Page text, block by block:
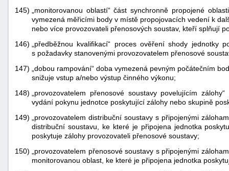
145)
„monitorovanou oblastí“ část synchronně propojené
vymezená měřicími body v místě propojovacích vedení k
nebo více provozovateli přenosových soustav, kteří splňují
146)
„předběžnou kvalifikací“ proces ověření shody jednotky
s požadavky stanovenými provozovatelem přenosové
147)
„dobou rampování“ doba vymezená pevným počátečním
snižuje vstup a/nebo výstup činného výkonu;
148)
„provozovatelem přenosové soustavy povelujícím
vydání pokynu jednotce poskytující zálohy nebo skupině
149)
„provozovatelem distribuční soustavy s připojenými
distribuční soustavu, ke které je připojena jednotka
poskytuje zálohy provozovateli přenosové soustavy;
150)
„provozovatelem přenosové soustavy s připojenými
monitorovanou oblast, ke které je připojena jednotka